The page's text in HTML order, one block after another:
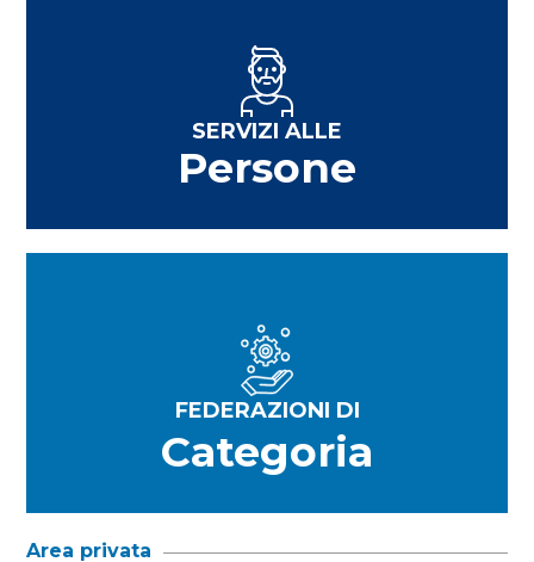
SERVIZI ALLE
Persone
FEDERAZIONI DI
Categoria
Area privata